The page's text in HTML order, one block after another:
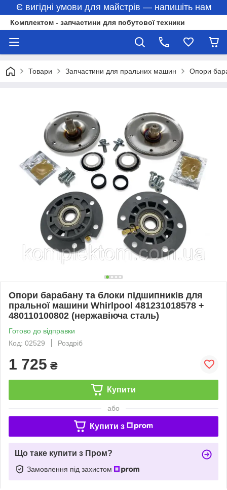
Є вигідні умови для майстрів — напишіть нам
Комплектом - запчастини для побутової техники
Товари Запчастини для пральних машин Опори
Опори барабану та блоки підшипників для
пральної машини Whirlpool 481231018578 +
480110100802 (нержавіюча сталь)
Готово до відправки
Код: 02529
Роздріб
1 725 ₴
Купити
або
Купити з
Що таке купити з Пром?
Замовлення під захистом